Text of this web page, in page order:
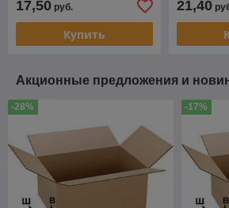
17,50 руб.
Купить
21,40
Акционные предложения и
-28% -17%